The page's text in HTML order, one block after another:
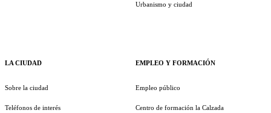
LA CIUDAD
Sobre la ciudad
Teléfonos de interés
Urbanismo y ciudad
EMPLEO Y FORMACIÓN
Empleo público
Centro de formación la Calzada